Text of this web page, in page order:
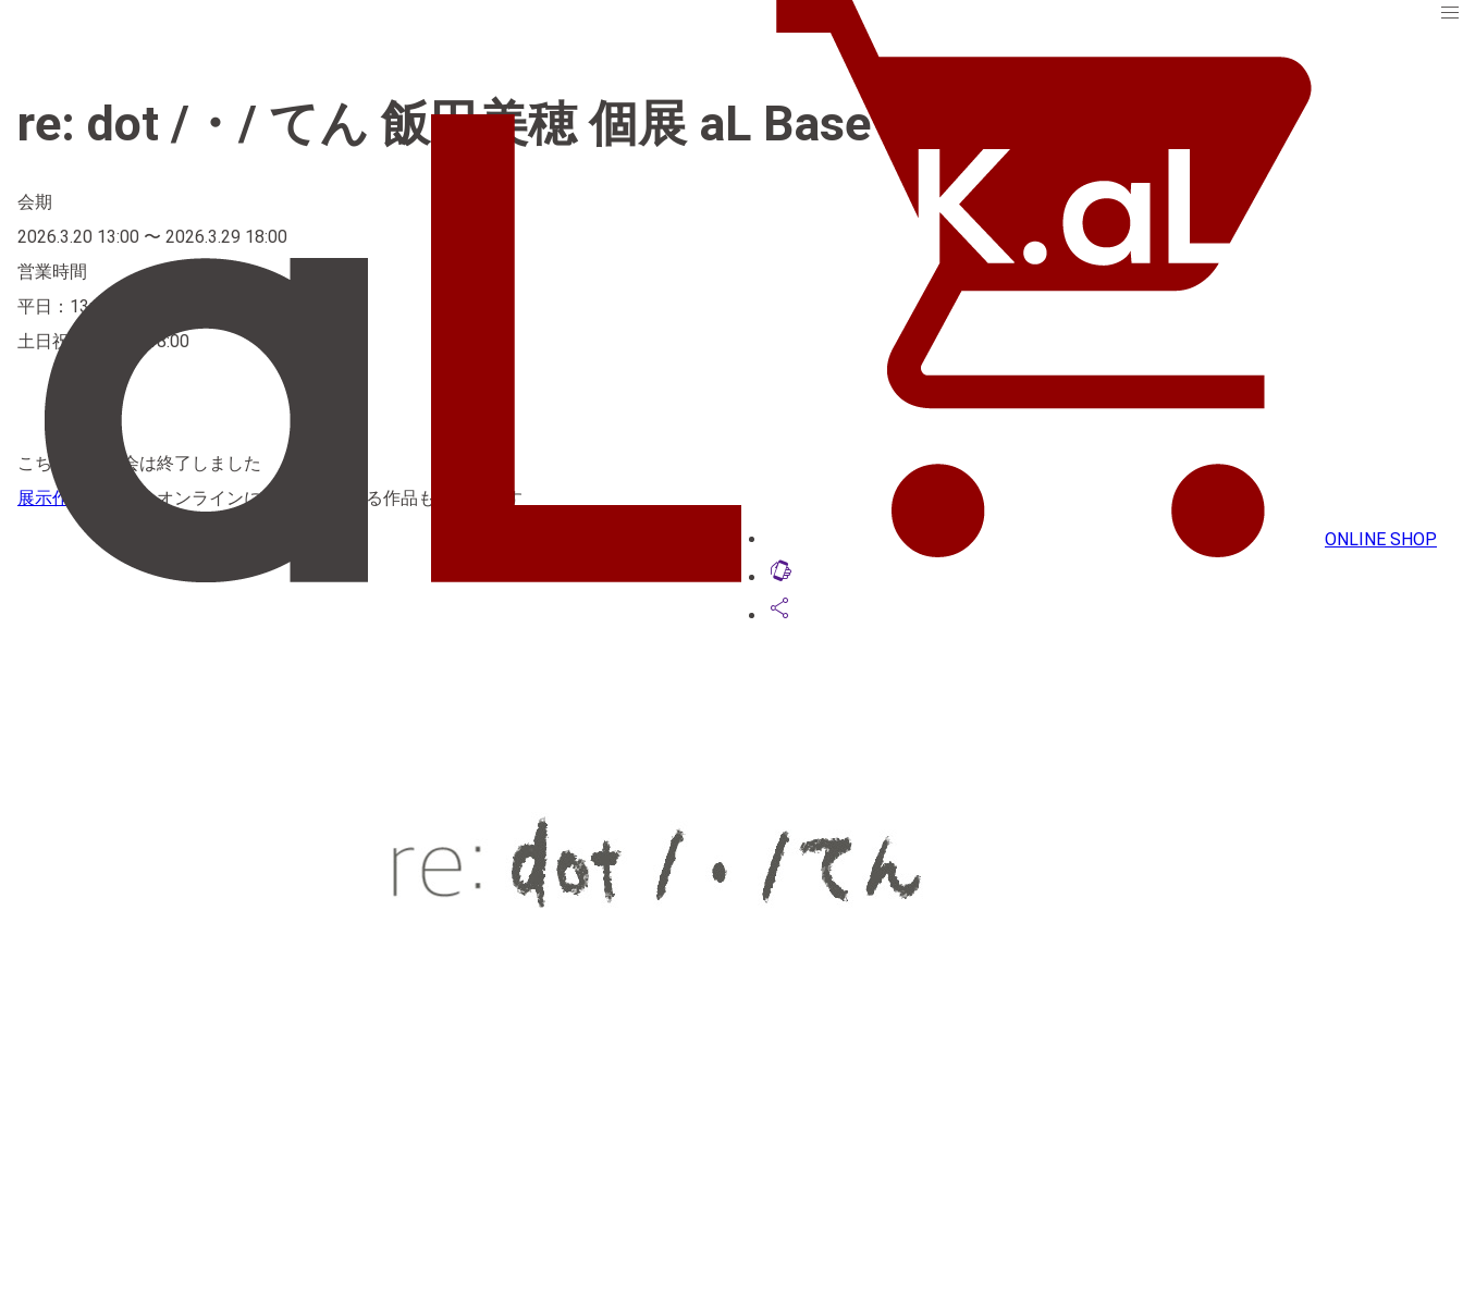
ONLINE SHOP
lift_to_talk
share
menu
re: dot /・/ てん 飯田美穂 個展 aL Base【アエル ベース】
会期
2026.3.20 13:00 〜 2026.3.29 18:00
営業時間
平日：13:00〜20:00
土日祝：11:00〜18:00
こちらの展示会は終了しました
展示作品一覧
からオンラインにてご購入頂ける作品もございます